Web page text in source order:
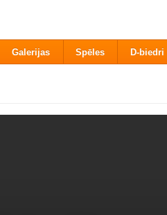
Galerijas Spēles D-biedri